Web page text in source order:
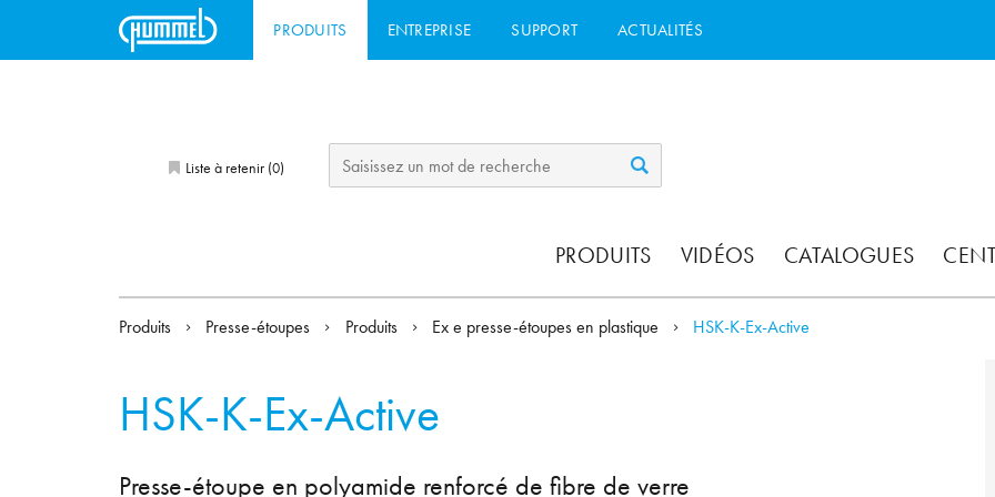
PRODUITS ENTREPRISE SUPPORT ACTUALITÉS
Liste à retenir (0)
PRODUITS VIDÉOS CATALOGUES
Produits Presse-étoupes Produits Ex e presse-étoupes en plastique HSK-K-Ex-Active
HSK-K-Ex-Active
Presse-étoupe en polyamide renforcé de fibre de verre